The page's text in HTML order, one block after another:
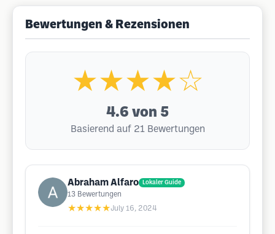
Bewertungen & Rezensionen
★★★★☆
4.6 von 5
Basierend auf 21 Bewertungen
Abraham Alfaro Lokaler Guide
13 Bewertungen
★★★★★July 16, 2024